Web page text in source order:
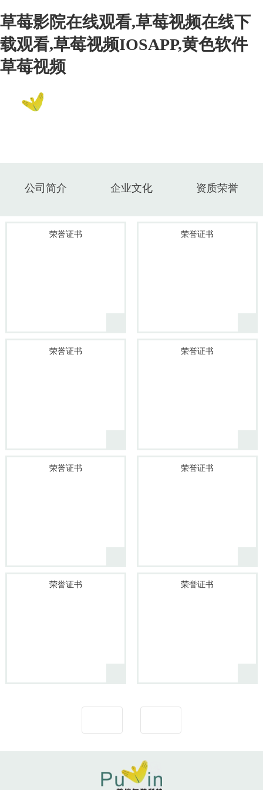
草莓影院在线观看,草莓视频在线下
载观看,草莓视频IOSAPP,黄色软件
草莓视频
公司简介 企业文化 资质荣誉
荣誉证书 荣誉证书
荣誉证书 荣誉证书
荣誉证书 荣誉证书
荣誉证书 荣誉证书